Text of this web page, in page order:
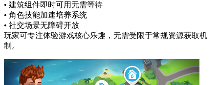
• 建筑组件即时可用无需等待
• 角色技能加速培养系统
• 社交场景无障碍开放
玩家可专注体验游戏核心乐趣，无需受限于常规资源获取机
制。